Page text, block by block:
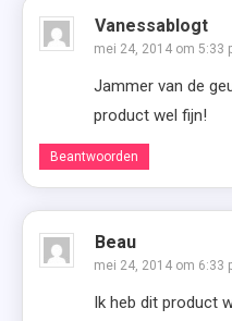
Vanessablogt
mei 24, 2014 om 5:33
Jammer van de
product wel fijn!
Beantwoorden
Beau
mei 24, 2014 om 6:33
Ik heb dit product